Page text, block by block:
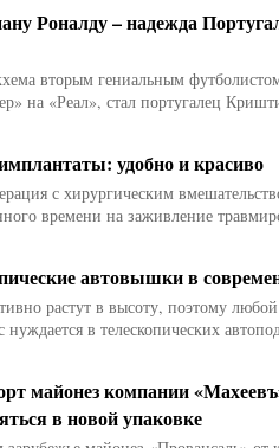
Роналду – надежда
вторым гениальным
на «Реал», стал португалец
удобно и красиво
с хирургическим
времени на заживление
автовышки в
растут в высоту, поэтому
нуждается в телескопических
майонез компании
в новой упаковке